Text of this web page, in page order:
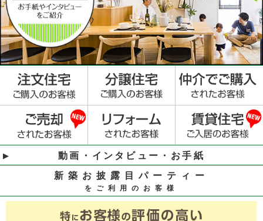
動画・インタビュー・お手紙
新築お披露目パーティー
をご利用のお客様